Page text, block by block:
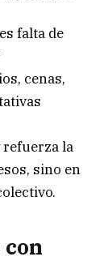
falta de
cenas,
refuerza la
sino en
con